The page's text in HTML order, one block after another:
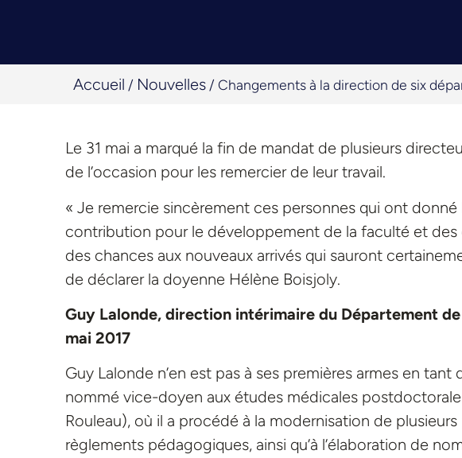
Accueil / Nouvelles / Changements à la direction de six
Le 31 mai a marqué la fin de mandat de plusieurs
de l’occasion pour les remercier de leur travail.
« Je remercie sincèrement ces personnes qui ont
contribution pour le développement de la faculté et des
des chances aux nouveaux arrivés qui sauront
de déclarer la doyenne Hélène Boisjoly.
Guy Lalonde, direction intérimaire du Département de
mai 2017
Guy Lalonde n’en est pas à ses premières armes en
nommé vice-doyen aux études médicales
Rouleau), où il a procédé à la modernisation de
règlements pédagogiques, ainsi qu’à l’élaboration de